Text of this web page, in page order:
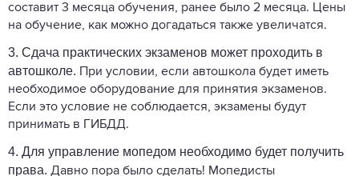
составит 3 месяца обучения, ранее было 2 месяца. Цены
на обучение, как можно догадаться также увеличатся.
3. Сдача практических экзаменов может проходить в
автошколе. При условии, если автошкола будет иметь
необходимое оборудование для принятия экзаменов.
Если это условие не соблюдается, экзамены будут
принимать в ГИБДД.
4. Для управление мопедом необходимо будет получить
права. Давно пора было сделать! Мопедисты